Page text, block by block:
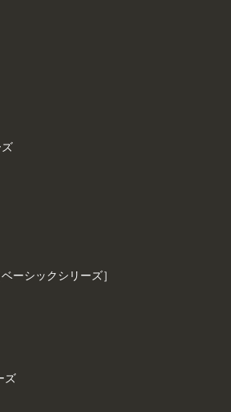
ーシックシリーズ］
ズ